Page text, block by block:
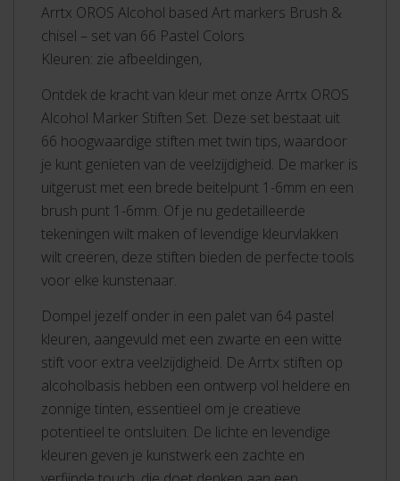
Arrtx OROS Alcohol based Art markers Brush &
chisel – set van 66 Pastel Colors
Kleuren: zie afbeeldingen,
Ontdek de kracht van kleur met onze Arrtx OROS
Alcohol Marker Stiften Set. Deze set bestaat uit
66 hoogwaardige stiften met twin tips, waardoor
je kunt genieten van de veelzijdigheid. De marker is
uitgerust met een brede beitelpunt 1-6mm en een
brush punt 1-6mm. Of je nu gedetailleerde
tekeningen wilt maken of levendige kleurvlakken
wilt creëren, deze stiften bieden de perfecte tools
voor elke kunstenaar.
Dompel jezelf onder in een palet van 64 pastel
kleuren, aangevuld met een zwarte en een witte
stift voor extra veelzijdigheid. De Arrtx stiften op
alcoholbasis hebben een ontwerp vol heldere en
zonnige tinten, essentieel om je creatieve
potentieel te ontsluiten. De lichte en levendige
kleuren geven je kunstwerk een zachte en